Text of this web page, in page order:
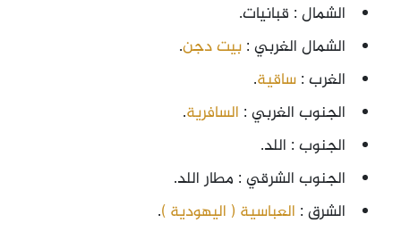
الشمال : قبانيات.
الشمال الغربي : بيت دجن.
الغرب : ساقية.
الجنوب الغربي : السافرية.
الجنوب : اللد.
الجنوب الشرقي : مطار اللد.
الشرق : العباسية ( اليهودية ).